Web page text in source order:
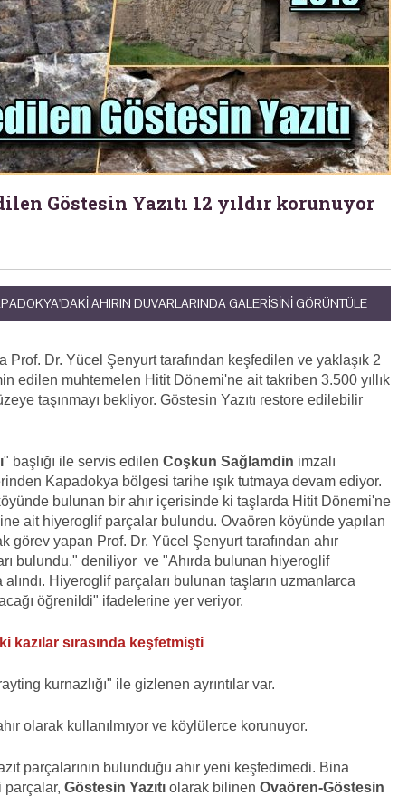
Göstesin Yazıtı 12 yıldır korunuyor
AHIRIN DUVARLARINDA GALERISINI GÖRÜNTÜLE
Prof. Dr. Yücel Şenyurt tarafından keşfedilen ve yaklaşık 2
edilen muhtemelen Hitit Dönemi'ne ait takriben 3.500 yıllık
taşınmayı bekliyor. Göstesin Yazıtı restore edilebilir
" başlığı ile servis edilen Coşkun Sağlamdin imzalı
Kapadokya bölgesi tarihe ışık tutmaya devam ediyor.
bulunan bir ahır içerisinde ki taşlarda Hitit Dönemi'ne
ait hiyeroglif parçalar bulundu. Ovaören köyünde yapılan
görev yapan Prof. Dr. Yücel Şenyurt tarafından ahır
bulundu." deniliyor ve "Ahırda bulunan hiyeroglif
alındı. Hiyeroglif parçaları bulunan taşların uzmanlarca
öğrenildi" ifadelerine yer veriyor.
kazılar sırasında keşfetmişti
kurnazlığı" ile gizlenen ayrıntılar var.
olarak kullanılmıyor ve köylülerce korunuyor.
parçalarının bulunduğu ahır yeni keşfedimedi. Bina
parçalar, Göstesin Yazıtı olarak bilinen Ovaören-Göstesin